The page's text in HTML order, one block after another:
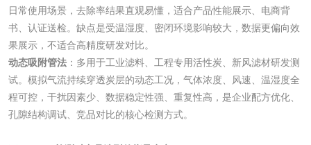
日常使用场景，去除率结果直观易懂，适合产品性能展示、电商背
书、认证送检。缺点是受温湿度、密闭环境影响较大，数据更偏向效
果展示，不适合高精度研发对比。
动态吸附管法 ：多用于工业滤料、工程专用活性炭、新风滤材研发测
试。模拟气流持续穿透炭层的动态工况，气体浓度、风速、温湿度全
程可控，干扰因素少、数据稳定性强、重复性高，是企业配方优化、
孔隙结构调试、竞品对比的核心检测方式。
活性炭
活性炭检测 煤质颗粒活性炭检